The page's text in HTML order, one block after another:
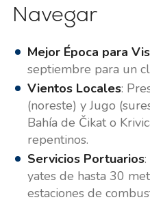
Navegar
Mejor Época para
septiembre para un
Vientos Locales:
(noreste) y Jugo
Bahía de Čikat o
repentinos.
Servicios Portuarios
yates de hasta 30
estaciones de